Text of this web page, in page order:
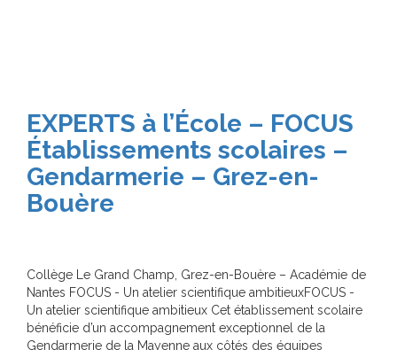
EXPERTS à l’École – FOCUS
Établissements scolaires –
Gendarmerie – Grez-en-
Bouère
Collège Le Grand Champ, Grez-en-Bouère – Académie de
Nantes FOCUS - Un atelier scientifique ambitieuxFOCUS -
Un atelier scientifique ambitieux Cet établissement scolaire
bénéficie d’un accompagnement exceptionnel de la
Gendarmerie de la Mayenne aux côtés des équipes